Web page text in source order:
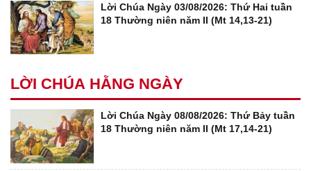
Lời Chúa Ngày 03/08/2026: Thứ Hai tuần
18 Thường niên năm II (Mt 14,13-21)
LỜI CHÚA HẰNG NGÀY
Lời Chúa Ngày 08/08/2026: Thứ Bảy tuần
18 Thường niên năm II (Mt 17,14-21)